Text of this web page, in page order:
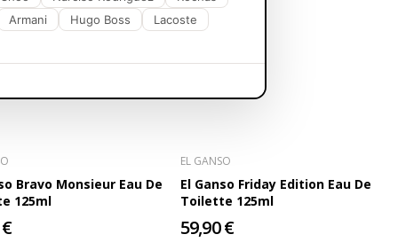
Bravo Monsieur Eau De
125ml
EL GANSO
El Ganso Friday Edition Eau De
Toilette 125ml
59,90 €
Armani Hugo Boss
Lacoste